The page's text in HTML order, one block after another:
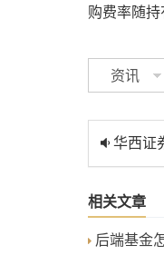
购费率随
资讯
华西证
相关文章
后端基金